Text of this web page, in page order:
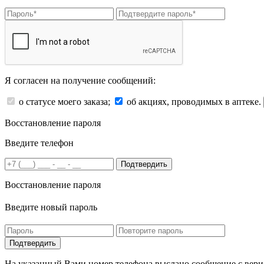
Я согласен на получение сообщений:
о статусе моего заказа; об акциях, проводимых в аптеке.
Восстановление пароля
Введите телефон
Подтвердить
Восстановление пароля
Введите новый пароль